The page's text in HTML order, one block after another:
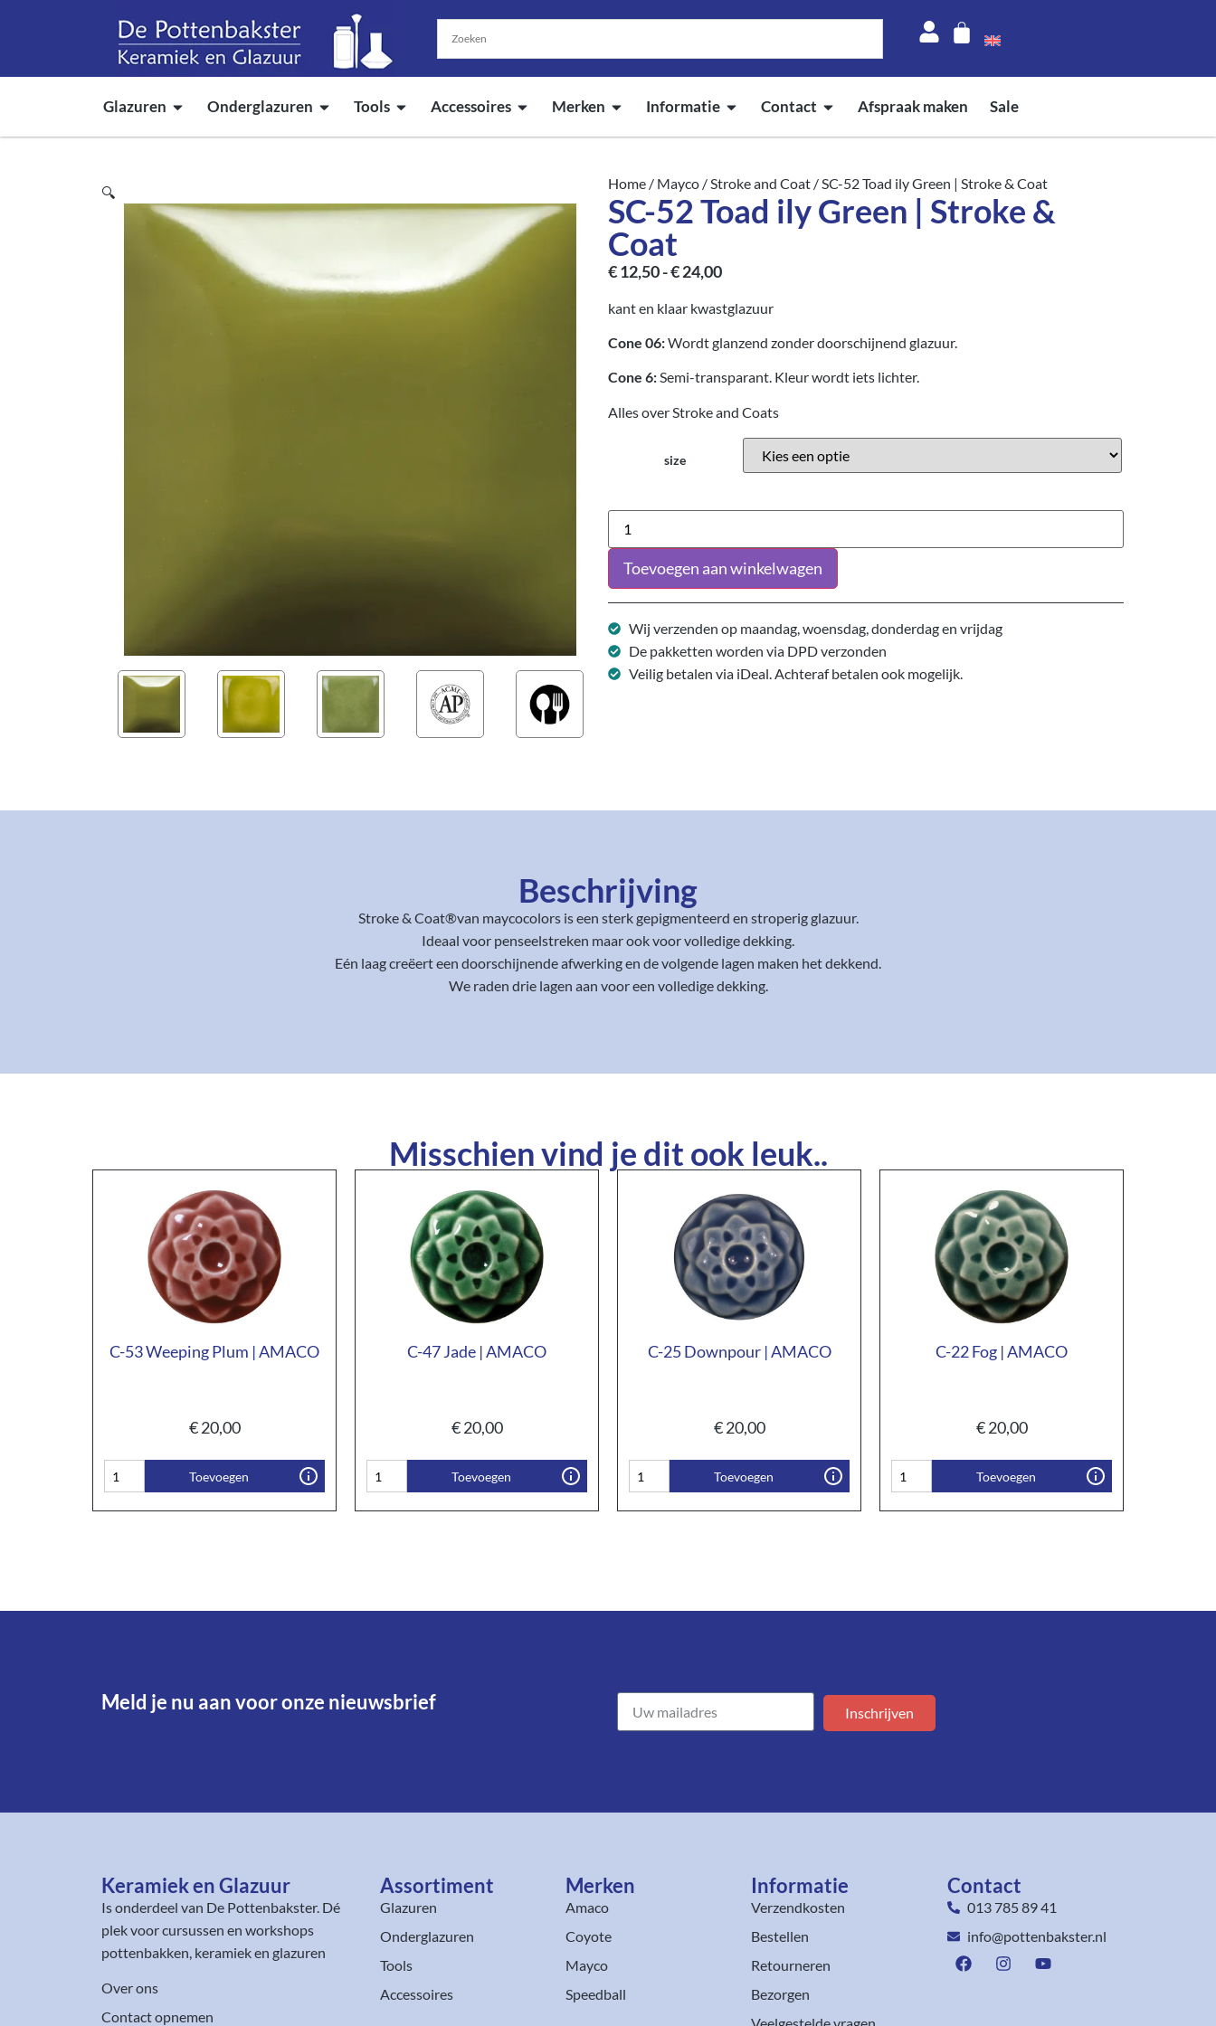
Glazuren Onderglazuren Tools Accessoires Merken Informatie Contact Afspraak maken Sale
🔍
Home / Mayco /Stroke and Coat / SC-52 Toad ily Green | Stroke & Coat
SC-52 Toad ily Green | Stroke &
Coat
€12,50-€24,00
kant en klaar kwastglazuur
Cone 06:Wordt glanzend zonder doorschijnend glazuur.
Cone 6:Semi-transparant. Kleur wordt iets lichter.
Alles over Stroke and Coats
size
Toevoegen aan winkelwagen
Wij verzenden op maandag, woensdag, donderdag en vrijdag
De pakketten worden via DPD verzonden
Veilig betalen via iDeal. Achteraf betalen ook mogelijk.
Beschrijving
Stroke & Coat®van maycocolors is een sterk gepigmenteerd en stroperig glazuur.
Ideaal voor penseelstreken maar ook voor volledige dekking.
Eén laag creëert een doorschijnende afwerking en de volgende lagen maken het dekkend.
We raden drie lagen aan voor een volledige dekking.
Misschien vind je dit ook leuk..
C-53 Weeping Plum | AMACO
€20,00
Toevoegen
C-47 Jade | AMACO
€20,00
Toevoegen
C-25 Downpour | AMACO
€20,00
Toevoegen
C-22 Fog | AMACO
€20,00
Toevoegen
Meld je nu aan voor onze nieuwsbrief​ Inschrijven
Keramiek en Glazuur​
Is onderdeel van De Pottenbakster. Dé
plek voor cursussen en workshops
pottenbakken, keramiek en glazuren
Over ons
Contact opnemen
Assortiment​
Glazuren
Onderglazuren
Tools
Accessoires
Merken
Amaco
Coyote
Mayco
Speedball
Informatie
Verzendkosten
Bestellen
Retourneren
Bezorgen
Contact
013 785 89 41
info@pottenbakster.nl